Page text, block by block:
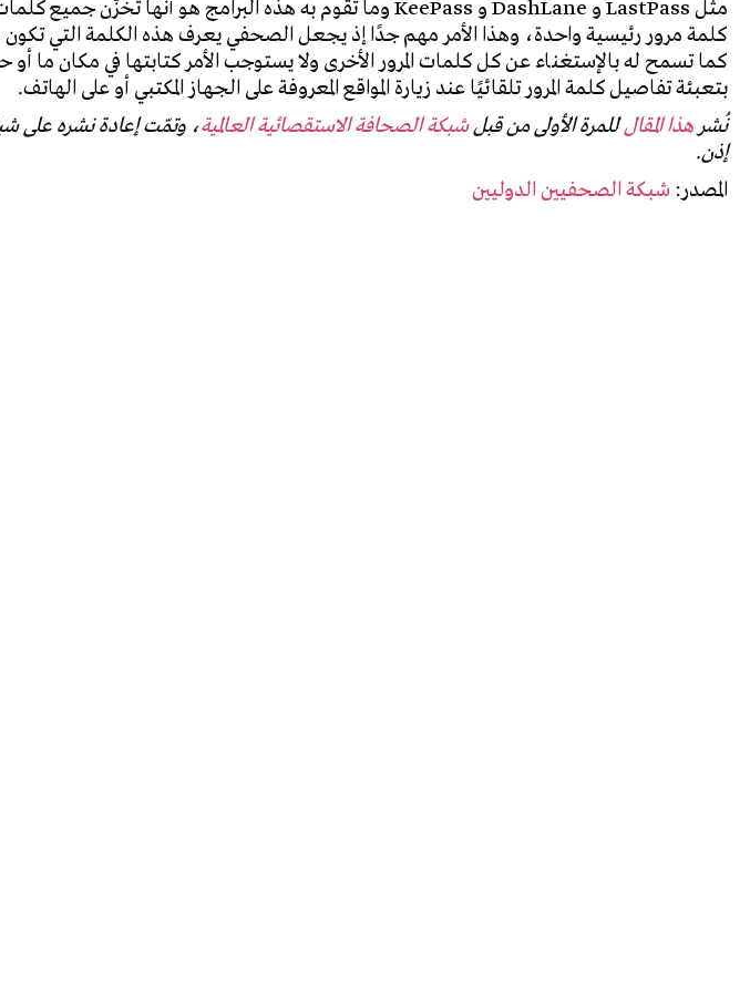
مثل LastPass و DashLane و KeePass وما تقوم به هذه البرامج هو أنّها تخزّن جميع
كلمة مرور رئيسية واحدة، وهذا الأمر مهم جدًا إذ يجعل الصحفي يعرف هذه الكلمة التي
كما تسمح له بالإستغناء عن كل كلمات المرور الأخرى ولا يستوجب الأمر كتابتها في مكان ما أو
بتعبئة تفاصيل كلمة المرور تلقائيًا عند زيارة المواقع المعروفة على الجهاز المكتبي أو على الهاتف.
نُشرهذا المقالللمرة الأولى من قبلشبكة الصحافة الاستقصائية العالمية، وتمّت إعادة نشره على
إذن.
المصدر: شبكة الصحفيين الدوليين